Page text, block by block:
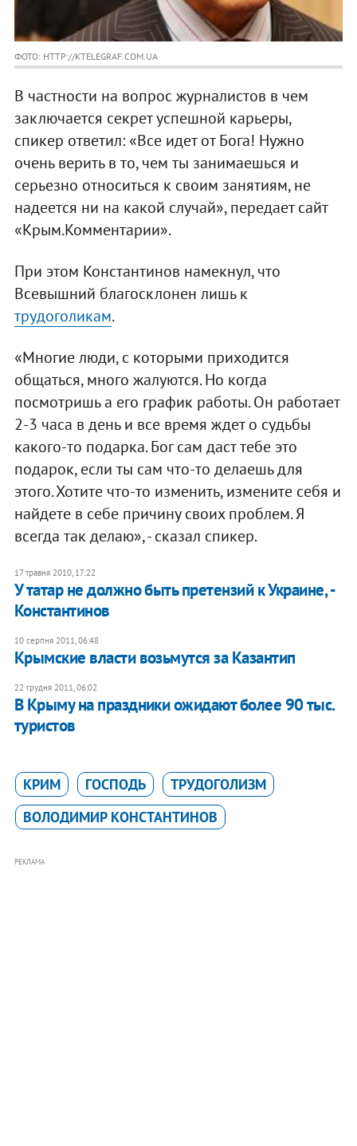
ФОТО: HTTP://KTELEGRAF.COM.UA
В частности на вопрос журналистов в чем
заключается секрет успешной карьеры,
спикер ответил: «Все идет от Бога! Нужно
очень верить в то, чем ты занимаешься и
серьезно относиться к своим занятиям, не
надеется ни на какой случай», передает сайт
«Крым.Комментарии».
При этом Константинов намекнул, что
Всевышний благосклонен лишь к
трудоголикам.
«Многие люди, с которыми приходится
общаться, много жалуются. Но когда
посмотришь а его график работы. Он работает
2-3 часа в день и все время ждет о судьбы
какого-то подарка. Бог сам даст тебе это
подарок, если ты сам что-то делаешь для
этого. Хотите что-то изменить, измените себя и
найдете в себе причину своих проблем. Я
всегда так делаю», - сказал спикер.
17 травня 2010, 17:22
У татар не должно быть претензий к Украине, -
Константинов
10 серпня 2011, 06:48
Крымские власти возьмутся за Казантип
22 грудня 2011, 06:02
​В Крыму на праздники ожидают более 90 тыс.
туристов
КРИМ ГОСПОДЬ
ТРУДОГОЛИЗМ
ВОЛОДИМИР КОНСТАНТИНОВ
РЕКЛАМА